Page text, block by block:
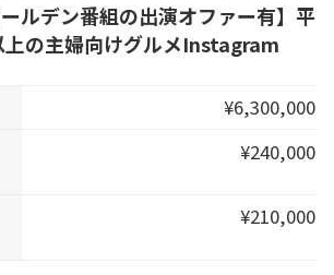
ルデン番組の出演オファー有】平
の主婦向けグルメInstagram
¥6,300,000
¥240,000
¥210,000